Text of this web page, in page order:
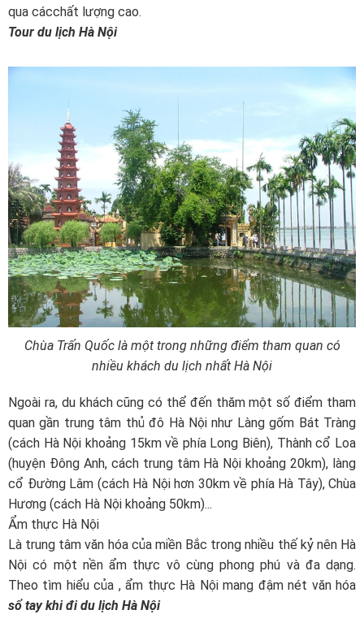
qua các
Tour du lịch Hà Nội
chất lượng cao.
Chùa Trấn Quốc là một trong những điểm tham quan có
nhiều khách du lịch nhất Hà Nội
Ngoài ra, du khách cũng có thể đến thăm một số điểm tham
quan gần trung tâm thủ đô Hà Nội như Làng gốm Bát Tràng
(cách Hà Nội khoảng 15km về phía Long Biên), Thành cổ Loa
(huyện Đông Anh, cách trung tâm Hà Nội khoảng 20km), làng
cổ Đường Lâm (cách Hà Nội hơn 30km về phía Hà Tây), Chùa
Hương (cách Hà Nội khoảng 50km)...
Ẩm thực Hà Nội
Là trung tâm văn hóa của miền Bắc trong nhiều thế kỷ nên Hà
Nội có một nền ẩm thực vô cùng phong phú và đa dạng.
Theo tìm hiểu của
sổ tay khi đi du lịch Hà Nội
, ẩm thực Hà Nội mang đậm nét văn hóa